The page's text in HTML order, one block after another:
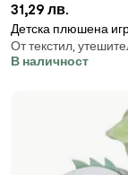
31,29 лв.
Детска плюшена
atmosphera
От текстил,
В наличност